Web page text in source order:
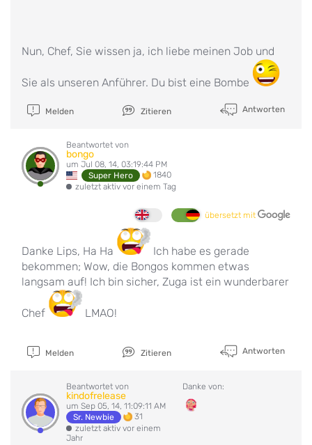
Nun, Chef, Sie wissen ja, ich liebe meinen Job und
Sie als unseren Anführer. Du bist eine Bombe
Melden Zitieren Antworten
Beantwortet von
bongo
um Jul 08, 14, 03:19:44 PM
Super Hero
1840
zuletzt aktiv vor einem Tag
übersetzt mit
Danke Lips, Ha Ha
Ich habe es gerade
bekommen; Wow, die Bongos kommen etwas
langsam auf! Ich bin sicher, Zuga ist ein wunderbarer
Chef LMAO!
Melden Zitieren Antworten
Beantwortet von
kindofrelease
um Sep 05, 14, 11:09:11 AM
Sr. Newbie
31
zuletzt aktiv vor einem
Jahr
Danke von: